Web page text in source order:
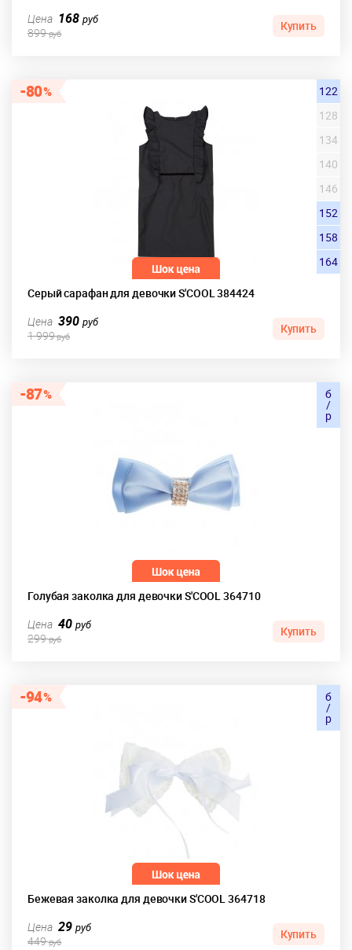
Цена 168руб
899руб
Купить
80
Серый сарафан для девочки S'COOL 384424
122
128
134
140
146
152
158
164
Цена 390руб
1 999руб
Купить
87
Голубая заколка для девочки S'COOL 364710
б
/
р
Цена 40руб
299руб
Купить
94
Бежевая заколка для девочки S'COOL 364718
б
/
р
Цена 29руб
449руб
Купить